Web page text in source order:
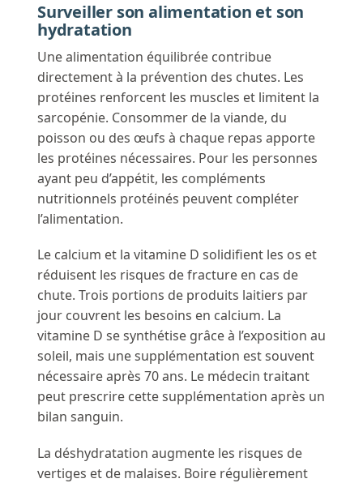
Surveiller son alimentation et son
hydratation
Une alimentation équilibrée contribue
directement à la prévention des chutes. Les
protéines renforcent les muscles et limitent la
sarcopénie. Consommer de la viande, du
poisson ou des œufs à chaque repas apporte
les protéines nécessaires. Pour les personnes
ayant peu d’appétit, les compléments
nutritionnels protéinés peuvent compléter
l’alimentation.
Le calcium et la vitamine D solidifient les os et
réduisent les risques de fracture en cas de
chute. Trois portions de produits laitiers par
jour couvrent les besoins en calcium. La
vitamine D se synthétise grâce à l’exposition au
soleil, mais une supplémentation est souvent
nécessaire après 70 ans. Le médecin traitant
peut prescrire cette supplémentation après un
bilan sanguin.
La déshydratation augmente les risques de
vertiges et de malaises. Boire régulièrement